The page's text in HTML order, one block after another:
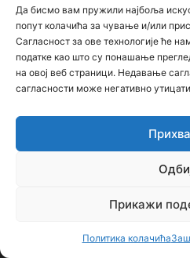
Да бисмо вам пружили најбоља
попут колачића за чување и/или
Сагласност за ове технологије ће
податке као што су понашање
на овој веб страници. Недавање
сагласности може негативно
Прикажи
Политика колачића
Најновији чланци
Бојанић: Шта
зашто је
озбиљнија
Бојанић:
РАТОВЕ –
ОПСТАНАК
Бојанић:
У ИМЕНУ